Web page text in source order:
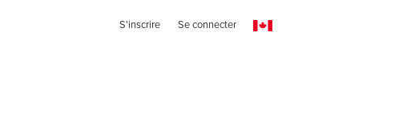
S'inscrire Se connecter